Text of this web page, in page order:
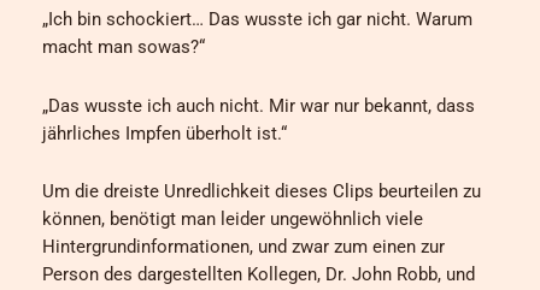
„Ich bin schockiert… Das wusste ich gar nicht. Warum
macht man sowas?“
„Das wusste ich auch nicht. Mir war nur bekannt, dass
jährliches Impfen überholt ist.“
Um die dreiste Unredlichkeit dieses Clips beurteilen zu
können, benötigt man leider ungewöhnlich viele
Hintergrundinformationen, und zwar zum einen zur
Person des dargestellten Kollegen, Dr. John Robb, und